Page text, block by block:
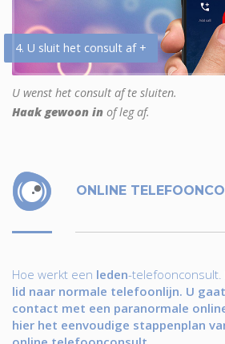
4. U sluit het consult af +
U wenst het consult af te sluiten.
Haak gewoon in of leg af.
ONLINE
Hoe werkt een leden-telefoonconsult.
lid naar normale telefoonlijn. U
contact met een paranormale
hier het eenvoudige stappenplan